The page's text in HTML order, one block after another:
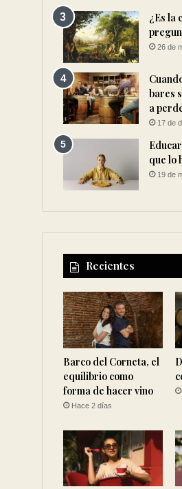
¿Es la
26 de
bares
a
17 de
que lo
19 de
Recientes
Barco del Corneta, el
equilibrio como
forma de hacer vino
Hace 2 días